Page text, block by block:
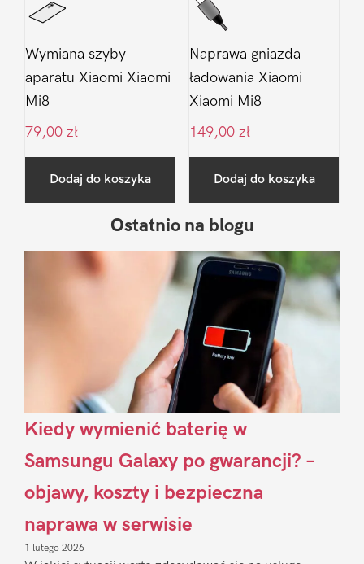
Wymiana szyby
aparatu Xiaomi Xiaomi
Mi8
79,00 zł
Dodaj do koszyka
Naprawa gniazda
ładowania Xiaomi
Xiaomi Mi8
149,00 zł
Dodaj do koszyka
Sidebar
Ostatnio na blogu
Kiedy wymienić baterię w
Samsungu Galaxy po gwarancji? –
objawy, koszty i bezpieczna
naprawa w serwisie
1 lutego 2026